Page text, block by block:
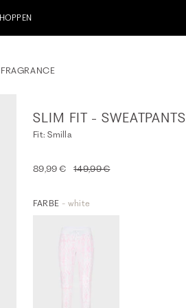
FRAGRANCE
SLIM FIT - SWEATPANTS
Fit: Smilla
89,99 € 149,99 €
FARBE - white